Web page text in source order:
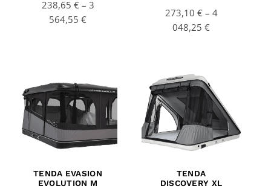
238,65 € – 3
564,55 €
273,10 € – 4
048,25 €
TENDA EVASION
EVOLUTION M
range:
238,65 €
through
3
609,00 €
TENDA
DISCOVERY XL
range:
273,10 €
through
3
789,65 €